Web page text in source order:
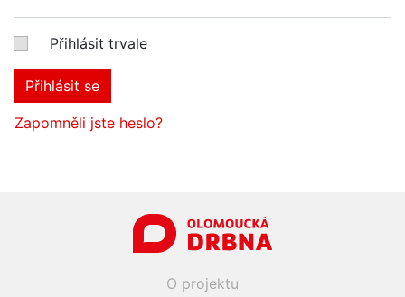
Přihlásit trvale
Přihlásit se
Zapomněli jste heslo?
O projektu